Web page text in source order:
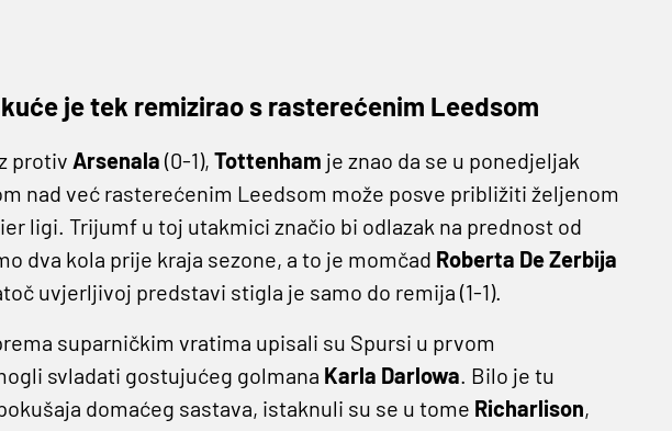
je tek remizirao s rasterećenim Leedsom
protiv Arsenala (0-1), Tottenham je znao da se u ponedjeljak
nad već rasterećenim Leedsom može posve približiti željenom
ligi. Trijumf u toj utakmici značio bi odlazak na prednost od
dva kola prije kraja sezone, a to je momčad Roberta De Zerbija
uvjerljivoj predstavi stigla je samo do remija (1-1).
suparničkim vratima upisali su Spursi u prvom
svladati gostujućeg golmana Karla Darlowa. Bilo je tu
domaćeg sastava, istaknuli su se u tome Richarlison,